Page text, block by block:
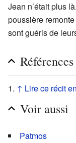
Jean n’était plus
poussière
sont guéris de
Références
↑ Lire ce récit
Voir aussi
Patmos